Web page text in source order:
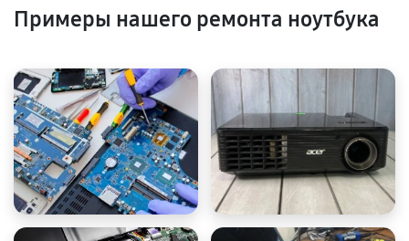
Примеры нашего ремонта ноутбука